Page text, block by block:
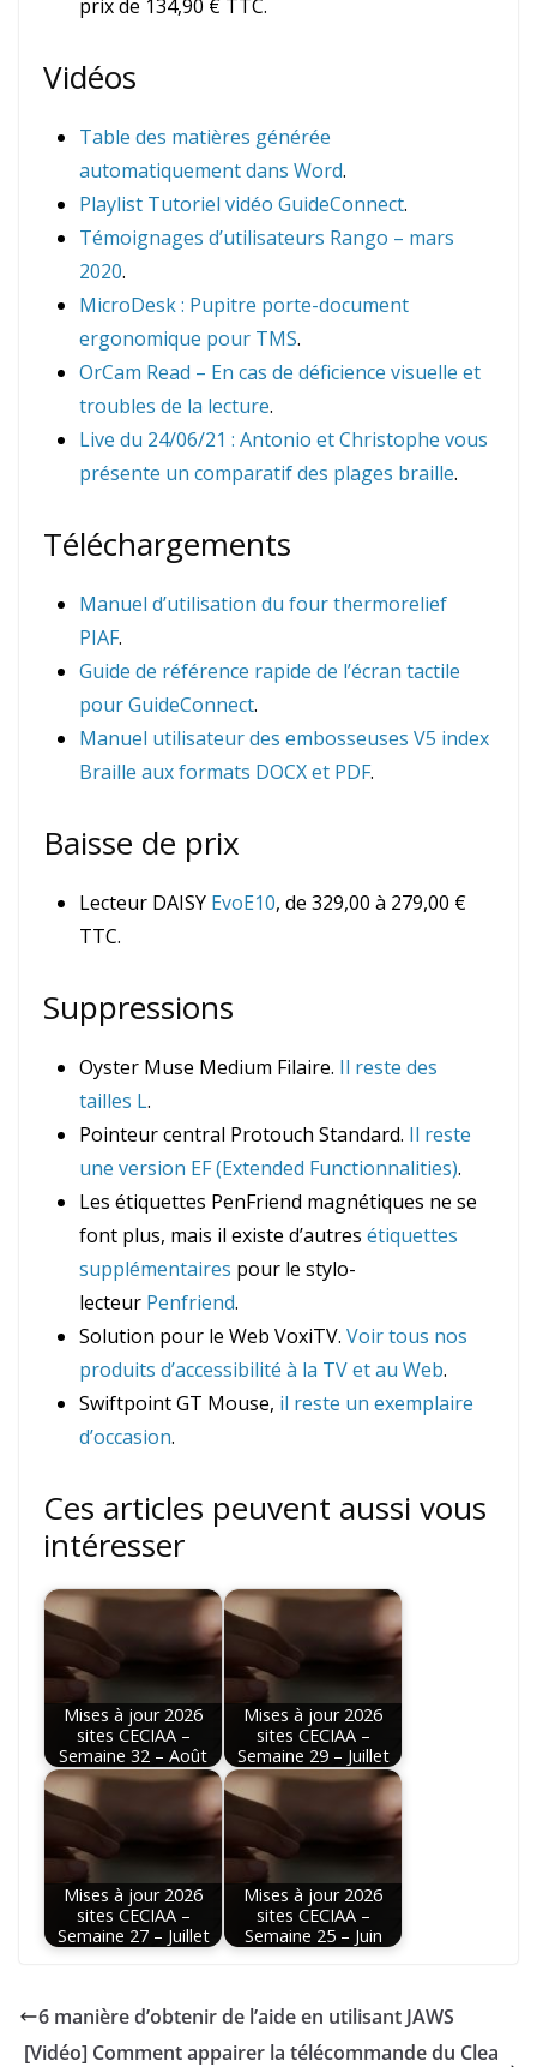
prix de 134,90 € TTC.
Vidéos
Table des matières générée
automatiquement dans Word.
Playlist Tutoriel vidéo GuideConnect.
Témoignages d’utilisateurs Rango – mars
2020.
MicroDesk : Pupitre porte-document
ergonomique pour TMS.
OrCam Read – En cas de déficience visuelle et
troubles de la lecture.
Live du 24/06/21 : Antonio et Christophe vous
présente un comparatif des plages braille.
Téléchargements
Manuel d’utilisation du four thermorelief
PIAF.
Guide de référence rapide de l’écran tactile
pour GuideConnect.
Manuel utilisateur des embosseuses V5 index
Braille aux formats DOCX et PDF.
Baisse de prix
Lecteur DAISY EvoE10, de 329,00 à 279,00 €
TTC.
Suppressions
Oyster Muse Medium Filaire. Il reste des
tailles L.
Pointeur central Protouch Standard. Il reste
une version EF (Extended Functionnalities).
Les étiquettes PenFriend magnétiques ne se
font plus, mais il existe d’autres étiquettes
supplémentaires pour le stylo-
lecteur Penfriend.
Solution pour le Web VoxiTV. Voir tous nos
produits d’accessibilité à la TV et au Web.
Swiftpoint GT Mouse, il reste un exemplaire
d’occasion.
Ces articles peuvent aussi vous
intéresser
Mises à jour 2026
sites CECIAA –
Semaine 32 – Août
Mises à jour 2026
sites CECIAA –
Semaine 29 – Juillet
Mises à jour 2026
sites CECIAA –
Semaine 27 – Juillet
Mises à jour 2026
sites CECIAA –
Semaine 25 – Juin
6 manière d’obtenir de l’aide en utilisant JAWS
[Vidéo] Comment appairer la télécommande du Clea